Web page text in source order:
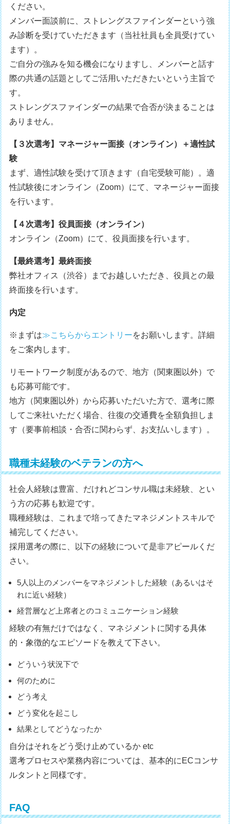
ください。
メンバー面談前に、ストレングスファインダーという強
み診断を受けていただきます（当社社員も全員受けてい
ます）。
ご自分の強みを知る機会になりますし、メンバーと話す
際の共通の話題としてご活用いただきたいという主旨で
す。
ストレングスファインダーの結果で合否が決まることは
ありません。
【３次選考】マネージャー面接（オンライン）＋適性試
験
まず、適性試験を受けて頂きます（自宅受験可能）。適
性試験後にオンライン（Zoom）にて、マネージャー面接
を行います。
【４次選考】役員面接（オンライン）
オンライン（Zoom）にて、役員面接を行います。
【最終選考】最終面接
弊社オフィス（渋谷）までお越しいただき、役員との最
終面接を行います。
内定
※まずは≫こちらからエントリーをお願いします。詳細
をご案内します。
リモートワーク制度があるので、地方（関東圏以外）で
も応募可能です。
地方（関東圏以外）から応募いただいた方で、選考に際
してご来社いただく場合、往復の交通費を全額負担しま
す（要事前相談・合否に関わらず、お支払いします）。
職種未経験のベテランの方へ
社会人経験は豊富、だけれどコンサル職は未経験、とい
う方の応募も歓迎です。
職種経験は、これまで培ってきたマネジメントスキルで
補完してください。
採用選考の際に、以下の経験について是非アピールくだ
さい。
5人以上のメンバーをマネジメントした経験（あるいはそ
れに近い経験）
経営層など上席者とのコミュニケーション経験
経験の有無だけではなく、マネジメントに関する具体
的・象徴的なエピソードを教えて下さい。
どういう状況下で
何のために
どう考え
どう変化を起こし
結果としてどうなったか
自分はそれをどう受け止めているか etc
選考プロセスや業務内容については、基本的にECコンサ
ルタントと同様です。
FAQ